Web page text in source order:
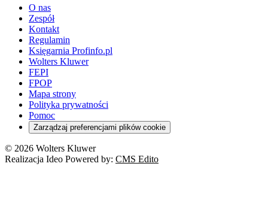
O nas
Zespół
Kontakt
Regulamin
Księgarnia Profinfo.pl
Wolters Kluwer
FEPI
FPOP
Mapa strony
Polityka prywatności
Pomoc
Zarządzaj preferencjami plików cookie
© 2026 Wolters Kluwer
Realizacja Ideo Powered by: CMS Edito